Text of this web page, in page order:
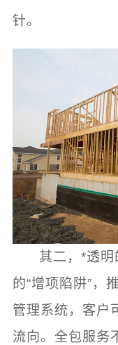
针。
其二，*透
的“增项陷阱”，
管理系统，客户
流向。全包服务